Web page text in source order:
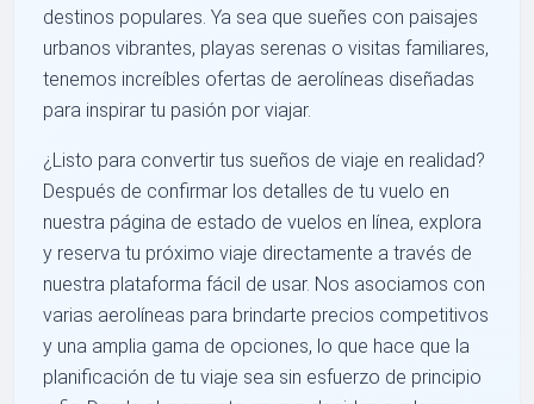
destinos populares. Ya sea que sueñes con paisajes
urbanos vibrantes, playas serenas o visitas familiares,
tenemos increíbles ofertas de aerolíneas diseñadas
para inspirar tu pasión por viajar.
¿Listo para convertir tus sueños de viaje en realidad?
Después de confirmar los detalles de tu vuelo en
nuestra página de estado de vuelos en línea, explora
y reserva tu próximo viaje directamente a través de
nuestra plataforma fácil de usar. Nos asociamos con
varias aerolíneas para brindarte precios competitivos
y una amplia gama de opciones, lo que hace que la
planificación de tu viaje sea sin esfuerzo de principio